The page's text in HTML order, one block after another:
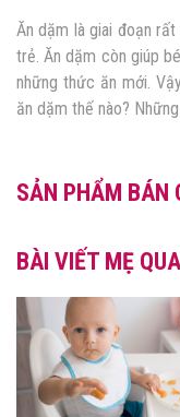
Ăn dặm là giai đoạn
trẻ. Ăn dặm còn giúp
những thức ăn mới.
ăn dặm thế nào?
SẢN PHẨM BÁN
BÀI VIẾT MẸ